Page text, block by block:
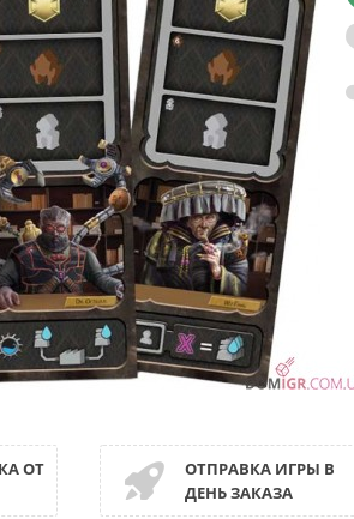
ОТ
ОТПРАВКА ИГРЫ В
ДЕНЬ ЗАКАЗА